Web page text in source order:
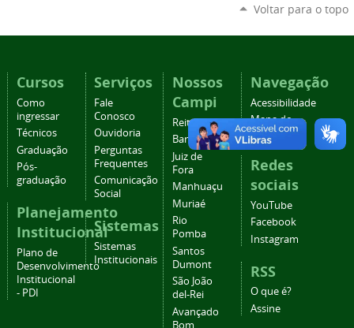
Voltar para o topo
Cursos
Como
ingressar
Técnicos
Graduação
Pós-
graduação
Planejamento
Institucional
Plano de
Desenvolvimento
Institucional
- PDI
Serviços
Fale
Conosco
Ouvidoria
Perguntas
Frequentes
Comunicação
Social
Sistemas
Sistemas
Institucionais
Nossos
Campi
Reitoria
Barbacena
Juiz de
Fora
Manhuaçu
Muriaé
Rio
Pomba
Santos
Dumont
São João
del-Rei
Avançado
Bom
Navegação
Acessibilidade
Mapa do
site
Redes
sociais
YouTube
Facebook
Instagram
RSS
O que é?
Assine